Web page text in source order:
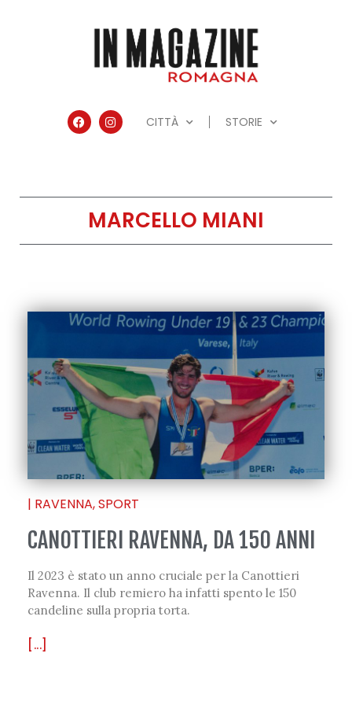
CITTÀ STORIE
MARCELLO MIANI
| RAVENNA,SPORT
CANOTTIERI RAVENNA, DA 150 ANNI
Il 2023 è stato un anno cruciale per la Canottieri
Ravenna. Il club remiero ha infatti spento le 150
candeline sulla propria torta.
[...]